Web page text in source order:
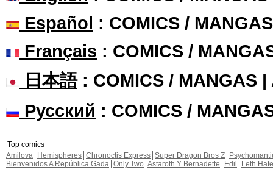
Español : COMICS /
Français : COMICS /
日本語: COMICS / MANGAS |
Русский : COMICS /
Top comics
Amilova
Hemispheres Chronoctis Express Super Dragon Bros Z
Bienvenidos A República Gada Only Two Astaroth Y Bernadette Edil
Leth Hate